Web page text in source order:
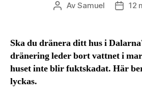
Inläggsförfattare
AvSamuel 12
Ska du dränera ditt hus i
dränering leder bort vattnet i
huset inte blir fuktskadat. Här
lyckas.